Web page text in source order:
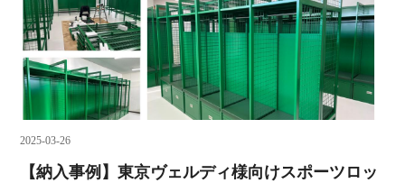
2025-03-26
【納入事例】東京ヴェルディ様向けスポーツロッ